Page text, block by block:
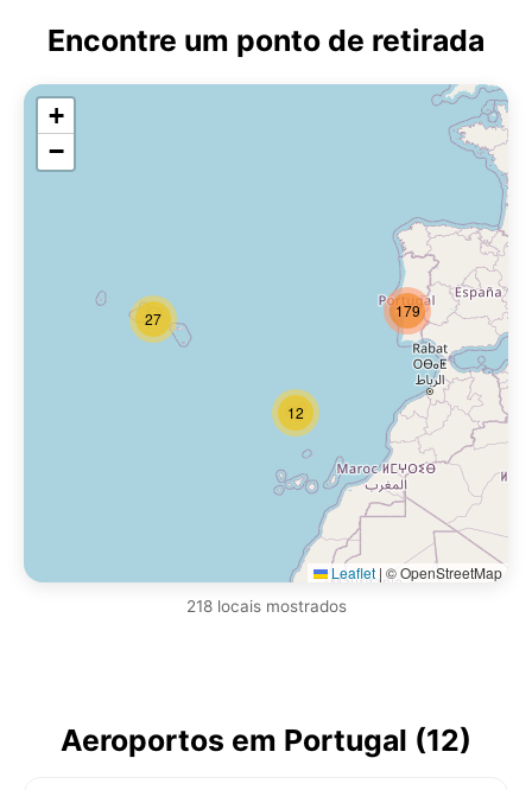
Encontre um ponto de retirada
27
12
179
+
−
Leaflet | © OpenStreetMap
218 locais mostrados
Aeroportos em Portugal (12)